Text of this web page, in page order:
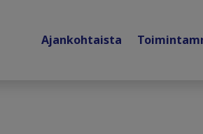
Ajankohtaista